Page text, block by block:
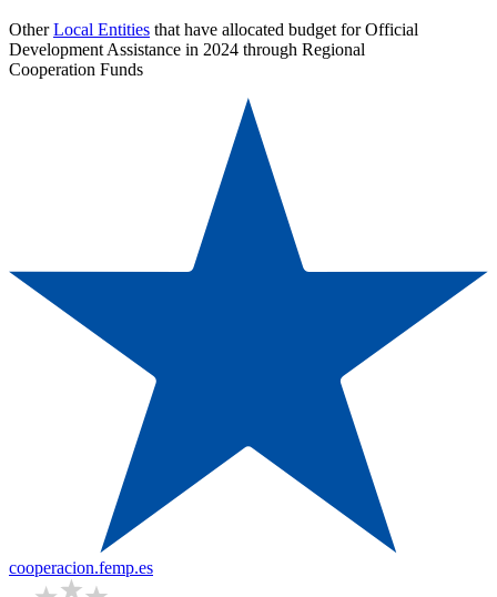
OtherLocal Entities that have allocated budget for Official
Development Assistance in 2024 through Regional
Cooperation Funds
cooperacion.femp.es